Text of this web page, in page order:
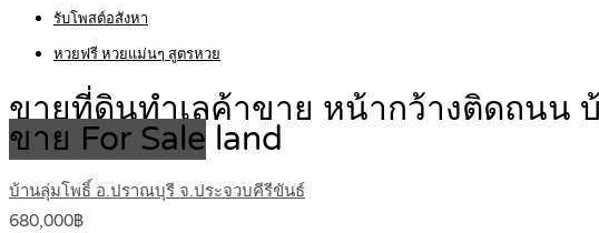
รับโพสต์อสังหา
หวยฟรี หวยแม่นๆ สูตรหวย
ขายที่ดินทำเลค้าขาย หน้ากว้างติดถนน
ขาย For Sale land
บ้านลุ่มโพธิ์ อ.ปราณบุรี จ.ประจวบคีรีขันธ์
680,000฿